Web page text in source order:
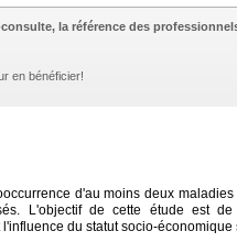
la référence des
en bénéficier!
d'au moins deux
L'objectif de cette étude est
du statut socio-économique